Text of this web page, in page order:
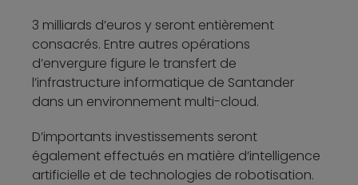
3 milliards d’euros y seront entièrement
consacrés. Entre autres opérations
d’envergure figure le transfert de
l’infrastructure informatique de Santander
dans un environnement multi-cloud.
D’importants investissements seront
également effectués en matière d’intelligence
artificielle et de technologies de robotisation.